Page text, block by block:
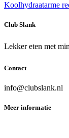
Koolhydraatarme
Club Slank
Lekker eten met
Contact
info@clubslank.nl
Meer informatie